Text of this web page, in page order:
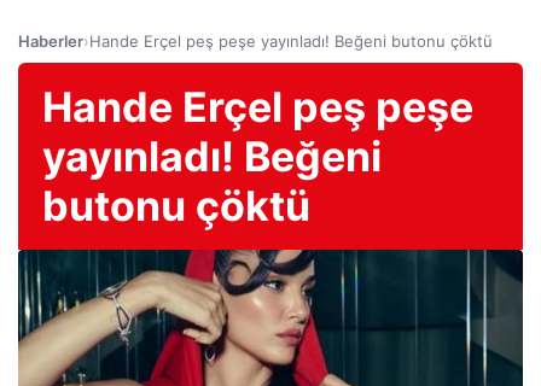
Haberler›Hande Erçel peş peşe yayınladı! Beğeni butonu çöktü
Hande Erçel peş peşe
yayınladı! Beğeni
butonu çöktü